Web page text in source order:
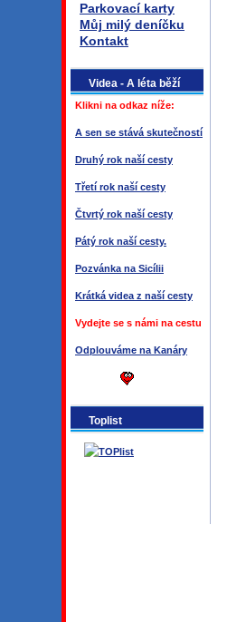
Parkovací karty
Můj milý deníčku
Kontakt
Videa - A léta běží
Klikni na odkaz níže:
A sen se stává skutečností
Druhý rok naší cesty
Třetí rok naší cesty
Čtvrtý rok naší cesty
Pátý rok naší cesty.
Pozvánka na Sicílii
Krátká videa z naší cesty
Vydejte se s námi na cestu
Odplouváme na Kanáry
Toplist